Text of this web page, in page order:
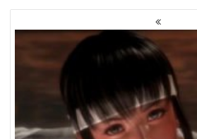
NAWIGACJA
PO
WPISACH